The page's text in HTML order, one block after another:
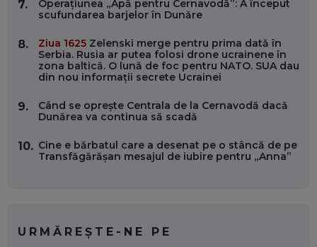
PROCESE, DAR CE FACEM CÂND PICĂ BAZA DE DATE, LA
INSTITUȚIILE STATULUI?
EP. 53
VOICU OPREAN (AROBS): CUM CONSTRUIEȘTI O COMPANIE
GLOBALĂ, FĂRĂ SĂ PIERZI LEGĂTURA CU COMUNITATEA
EP. 52
7.
Operațiunea „Apă pentru Cernavodă”: A început
scufundarea barjelor în Dunăre
8. Ziua 1625 Zelenski merge pentru prima dată în
Serbia. Rusia ar putea folosi drone ucrainene în
zona baltică. O lună de foc pentru NATO. SUA dau
din nou informații secrete Ucrainei
9.
Când se oprește Centrala de la Cernavodă dacă
Dunărea va continua să scadă
10. Cine e bărbatul care a desenat pe o stâncă de pe
Transfăgărășan mesajul de iubire pentru „Anna”
URMĂREȘTE-NE PE